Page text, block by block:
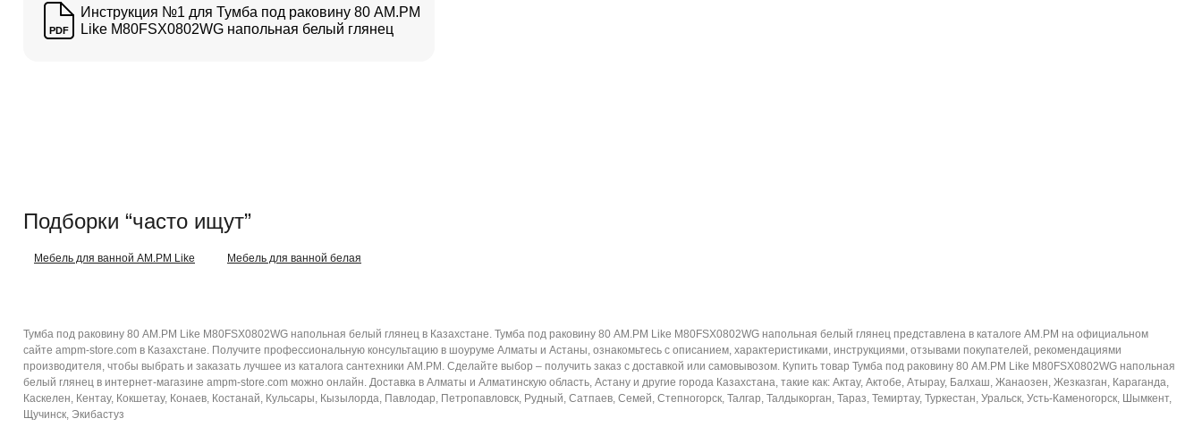
PDF
Инструкция №1 для Тумба под раковину 80 AM.PM
Like M80FSX0802WG напольная белый глянец
Подборки “часто ищут”
Мебель для ванной AM.PM Like Мебель для ванной белая
Тумба под раковину 80 AM.PM Like M80FSX0802WG напольная белый глянец в Казахстане. Тумба под раковину 80 AM.PM Like M80FSX0802WG напольная белый глянец представлена в каталоге AM.PM на официальном
сайте ampm-store.com в Казахстане. Получите профессиональную консультацию в шоуруме Алматы и Астаны, ознакомьтесь с описанием, характеристиками, инструкциями, отзывами покупателей, рекомендациями
производителя, чтобы выбрать и заказать лучшее из каталога сантехники AM.PM. Сделайте выбор – получить заказ с доставкой или самовывозом. Купить товар Тумба под раковину 80 AM.PM Like M80FSX0802WG напольная
белый глянец в интернет-магазине ampm-store.com можно онлайн. Доставка в Алматы и Алматинскую область, Астану и другие города Казахстана, такие как: Актау, Актобе, Атырау, Балхаш, Жанаозен, Жезказган, Караганда,
Каскелен, Кентау, Кокшетау, Конаев, Костанай, Кульсары, Кызылорда, Павлодар, Петропавловск, Рудный, Сатпаев, Семей, Степногорск, Талгар, Талдыкорган, Тараз, Темиртау, Туркестан, Уральск, Усть-Каменогорск, Шымкент,
Щучинск, Экибастуз